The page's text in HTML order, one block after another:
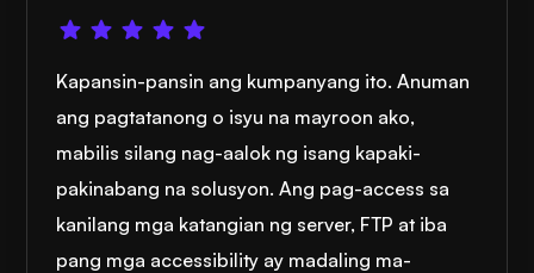
Kapansin-pansin ang kumpanyang ito. Anuman
ang pagtatanong o isyu na mayroon ako,
mabilis silang nag-aalok ng isang kapaki-
pakinabang na solusyon. Ang pag-access sa
kanilang mga katangian ng server, FTP at iba
pang mga accessibility ay madaling ma-